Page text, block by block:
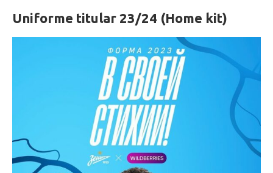
Uniforme titular 23/24 (Home kit)